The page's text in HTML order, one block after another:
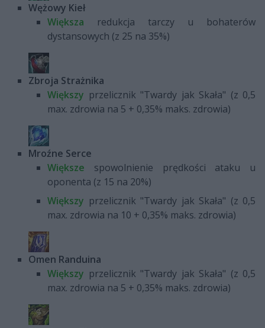
Wężowy Kieł
Większa
redukcja tarczy u bohaterów
dystansowych (z 25 na 35%)
Zbroja Strażnika
Większy przelicznik "Twardy jak Skała" (z 0,5
max. zdrowia na 5 + 0,35% maks. zdrowia)
Mroźne Serce
Większe spowolnienie prędkości ataku u
oponenta (z 15 na 20%)
Większy przelicznik "Twardy jak Skała" (z 0,5
max. zdrowia na 10 + 0,35% maks. zdrowia)
Omen Randuina
Większy przelicznik "Twardy jak Skała" (z 0,5
max. zdrowia na 5 + 0,35% maks. zdrowia)